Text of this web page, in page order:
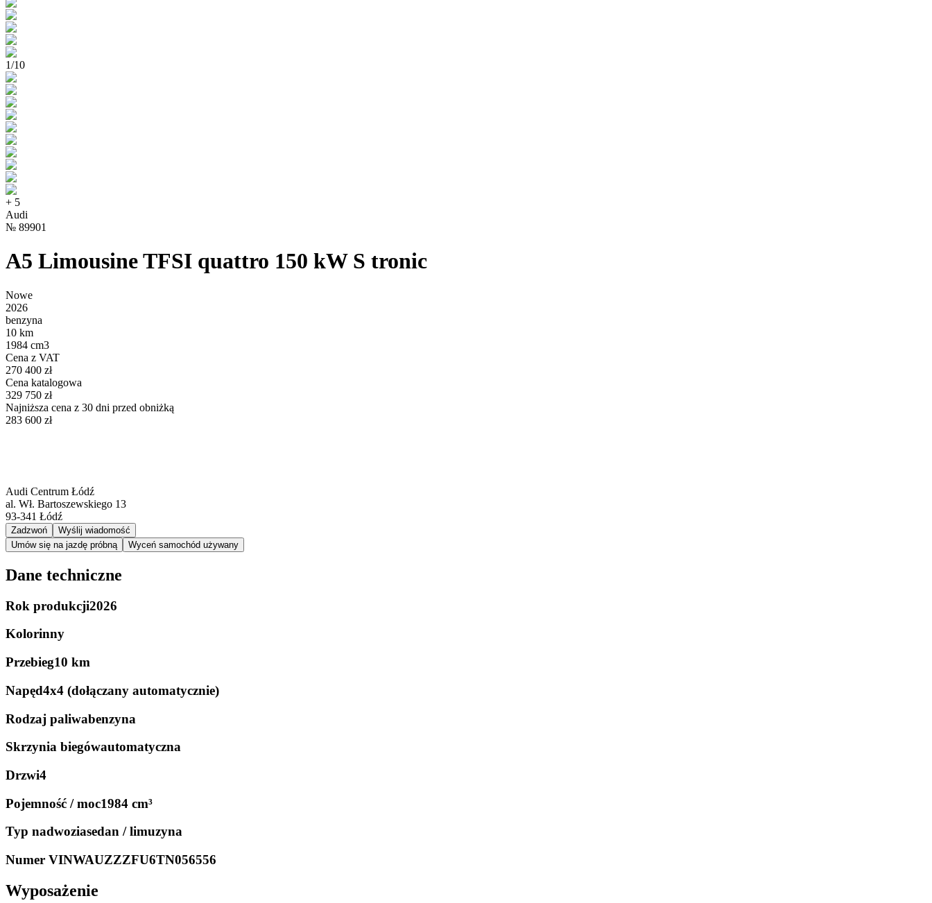
1/10
+ 5
Audi
№ 89901
A5 Limousine TFSI quattro 150 kW S tronic
Nowe
2026
benzyna
10 km
1984 cm3
Cena z VAT
270 400 zł
Cena katalogowa
329 750 zł
Najniższa cena z 30 dni przed obniżką
283 600 zł
Audi Centrum Łódź
al. Wł. Bartoszewskiego 13
93-341 Łódź
Zadzwoń
Wyślij wiadomość
Umów się na jazdę próbną
Wyceń samochód używany
Dane techniczne
Rok produkcji2026
Kolorinny
Przebieg10 km
Napęd4x4 (dołączany automatycznie)
Rodzaj paliwabenzyna
Skrzynia biegówautomatyczna
Drzwi4
Pojemność / moc1984 cm³
Typ nadwoziasedan / limuzyna
Numer VINWAUZZZFU6TN056556
Wyposażenie